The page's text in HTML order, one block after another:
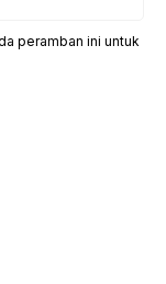
peramban ini untuk